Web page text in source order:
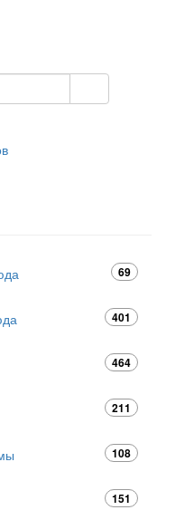
69
401
464
211
108
151